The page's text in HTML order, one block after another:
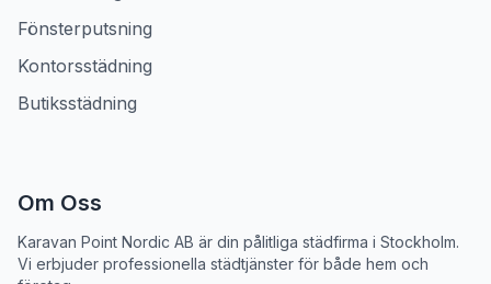
Fönsterputsning
Kontorsstädning
Butiksstädning
Om Oss
Karavan Point Nordic AB är din pålitliga städfirma i Stockholm.
Vi erbjuder professionella städtjänster för både hem och